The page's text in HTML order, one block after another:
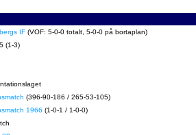
IF (VOF: 5-0-0 totalt, 5-0-0 på bortaplan)
(1-3)
(396-90-186 / 265-53-105)
1966 (1-0-1 / 1-0-0)